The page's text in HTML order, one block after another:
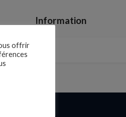
Information
offrir